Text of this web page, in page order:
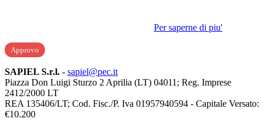
Per saperne di piu'
Approvo
SAPIEL S.r.l. - sapiel@pec.it
Piazza Don Luigi Sturzo 2 Aprilia (LT) 04011; Reg. Imprese
2412/2000 LT
REA 135406/LT; Cod. Fisc./P. Iva 01957940594 - Capitale Versato:
€10.200